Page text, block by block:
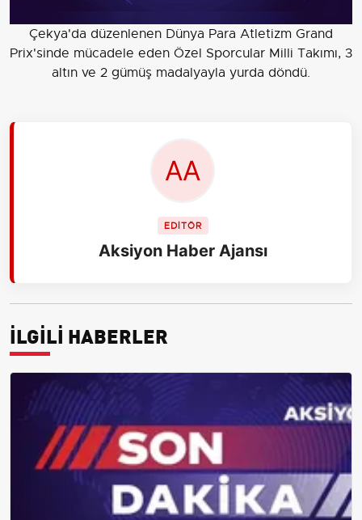
Çekya'da düzenlenen Dünya Para Atletizm Grand
Prix'sinde mücadele eden Özel Sporcular Milli Takımı, 3
altın ve 2 gümüş madalyayla yurda döndü.
EDİTÖR
Aksiyon Haber Ajansı
İLGİLİ HABERLER